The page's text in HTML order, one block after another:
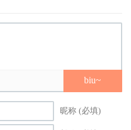
biu~
昵称 (必填)